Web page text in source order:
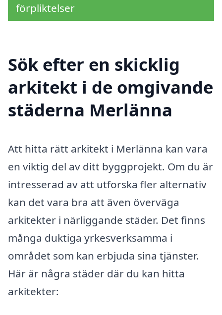
förpliktelser
Sök efter en skicklig
arkitekt i de omgivande
städerna Merlänna
Att hitta rätt arkitekt i Merlänna kan vara
en viktig del av ditt byggprojekt. Om du är
intresserad av att utforska fler alternativ
kan det vara bra att även överväga
arkitekter i närliggande städer. Det finns
många duktiga yrkesverksamma i
området som kan erbjuda sina tjänster.
Här är några städer där du kan hitta
arkitekter: